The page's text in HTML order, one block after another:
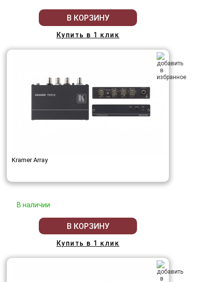
В КОРЗИНУ
Купить в 1 клик
Kramer Array
В наличии
В КОРЗИНУ
Купить в 1 клик